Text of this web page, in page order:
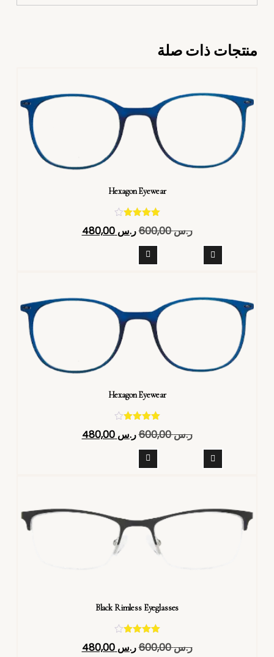
منتجات ذات صلة
Hexagon Eyewear
4.40
ر.س600,00 ر.س 480,00
Hexagon Eyewear
تم التقييم
4.40
ر.س600,00 ر.س 480,00
Black Rimless Eyeglasses
4.40
ر.س600,00 ر.س 480,00